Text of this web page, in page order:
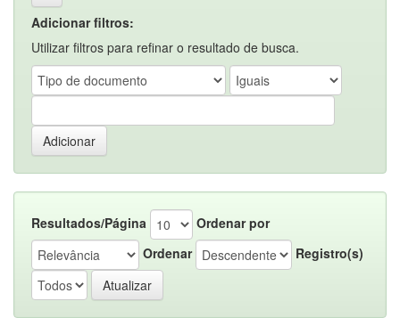
Adicionar filtros:
Utilizar filtros para refinar o resultado de busca.
Resultados/Página
Ordenar por
Ordenar
Registro(s)